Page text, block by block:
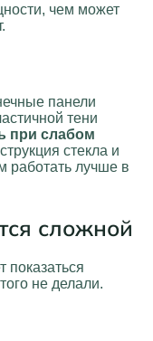
чем может
панели
тени
при слабом
стекла и
работать лучше в
сложной
показаться
не делали.